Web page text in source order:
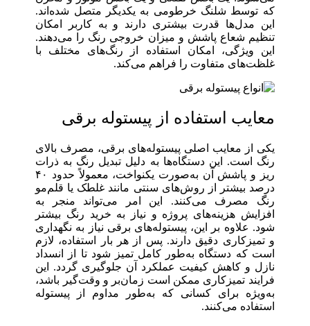
که توسط شلنگ خرطومی به یکدیگر متصل شده‌اند.
این مدل‌ها قدرت بیشتری دارند و به کاربر امکان
تنظیم شعاع پاشش و میزان خروجی رنگ را می‌دهند.
این ویژگی، امکان استفاده از رنگ‌های مختلف با
غلظت‌های متفاوت را فراهم می‌کند.
معایب استفاده از پیستوله برقی
یکی از معایب اصلی پیستوله‌های برقی، مصرف بالای
رنگ است. این دستگاه‌ها به دلیل تبدیل رنگ به ذرات
ریز و پاشش آن به‌صورت یکنواخت، معمولاً حدود ۴۰
درصد بیشتر از روش‌های سنتی مانند غلطک یا قلم‌مو
رنگ مصرف می‌کنند. این امر می‌تواند منجر به
افزایش هزینه‌های پروژه و نیاز به خرید رنگ بیشتر
شود. علاوه بر این، پیستوله‌های برقی نیاز به نگهداری
و تمیزکاری دقیق دارند. پس از هر بار استفاده، لازم
است که دستگاه به‌طور کامل تمیز شود تا از انسداد
نازل و کاهش کیفیت عملکرد آن جلوگیری گردد. این
فرایند تمیزکاری ممکن است زمان‌بر و وقت‌گیر باشد،
به‌ویژه برای کسانی که به‌طور مداوم از پیستوله
استفاده می‌کنند.